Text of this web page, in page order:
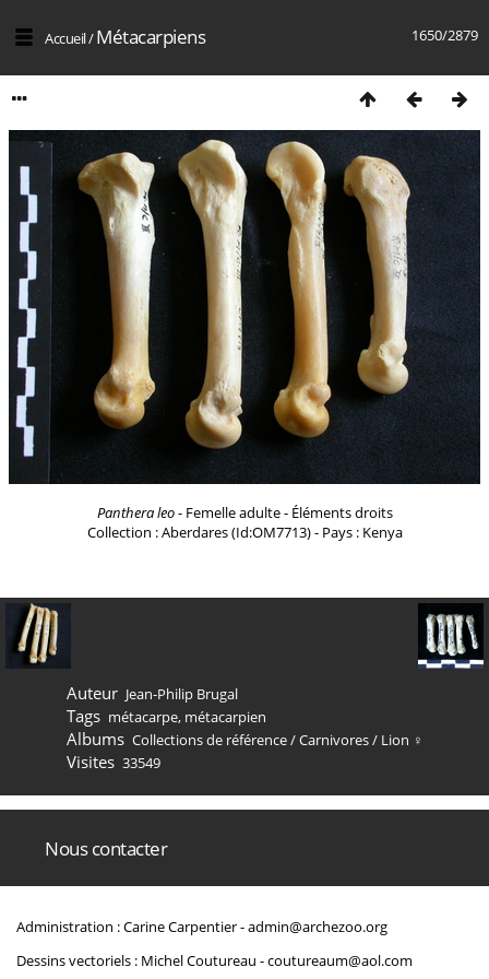
1650/2879
Accueil/Métacarpiens
Panthera leo- Femelle adulte - Éléments droits
Collection : Aberdares (Id:OM7713) - Pays : Kenya
Auteur Jean-Philip Brugal
Tags métacarpe, métacarpien
Albums Collections de référence/Carnivores/ Lion ♀
Visites 33549
Nous contacter
Administration : Carine Carpentier -admin@archezoo.org
Dessins vectoriels : Michel Coutureau -coutureaum@aol.com